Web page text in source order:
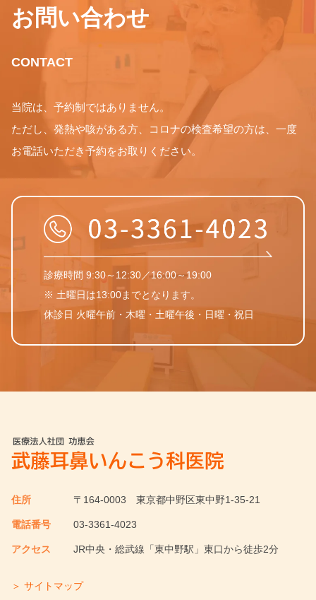
お問い合わせ
CONTACT
当院は、予約制ではありません。
ただし、発熱や咳がある方、コロナの検査希望の方は、一度
お電話いただき予約をお取りください。
診療時間 9:30～12:30／16:00～19:00
※ 土曜日は13:00までとなります。
休診日 火曜午前・木曜・土曜午後・日曜・祝日
住所 〒164-0003 東京都中野区東中野1-35-21
電話番号 03-3361-4023
アクセス JR中央・総武線「東中野駅」東口から徒歩2分
＞ サイトマップ